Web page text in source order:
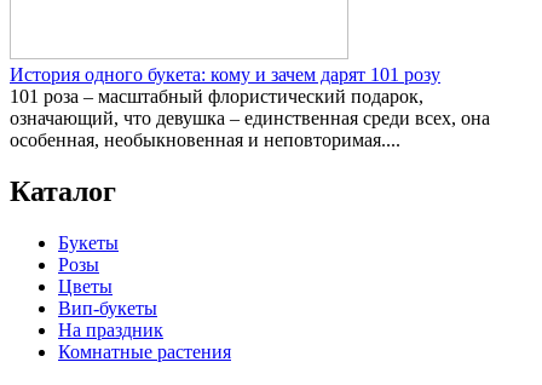
История одного букета: кому и зачем дарят 101 розу
101 роза – масштабный флористический подарок,
означающий, что девушка – единственная среди всех, она
особенная, необыкновенная и неповторимая....
Каталог
Букеты
Розы
Цветы
Вип-букеты
На праздник
Комнатные растения